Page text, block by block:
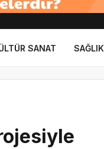
SANAT SAĞLIK